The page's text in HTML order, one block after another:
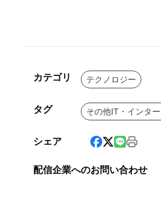
カテゴリ テクノロジー
タグ その他IT・インタ
シェア
配信企業へのお問い合わせ